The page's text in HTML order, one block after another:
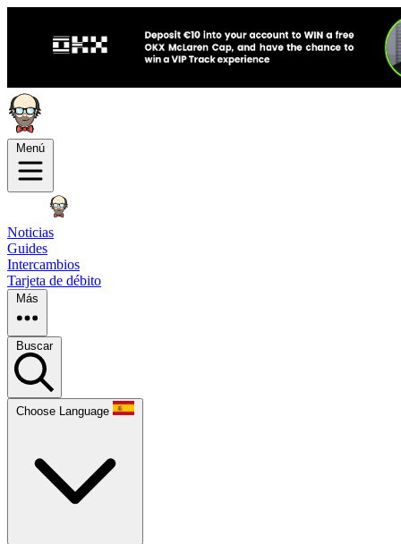
Menú
Noticias
Guides
Intercambios
Tarjeta de débito
Más
Buscar
Choose Language